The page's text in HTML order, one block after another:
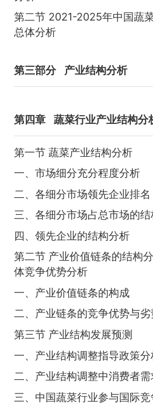
第二节 2021-2025年中国蔬
总体分析
第三部分 产业结构分析
第四章 蔬菜行业产业结构分
第一节 蔬菜产业结构分析
一、市场细分充分程度分析
二、各细分市场领先企业排名
三、各细分市场占总市场的结
四、领先企业的结构分析
第二节 产业价值链条的结构
体竞争优势分析
一、产业价值链条的构成
二、产业链条的竞争优势与
第三节 产业结构发展预测
一、产业结构调整指导政策分
二、产业结构调整中消费者
三、中国蔬菜行业参与国际